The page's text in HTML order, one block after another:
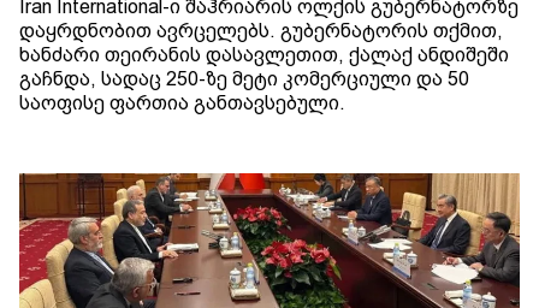
Iran International-ი შაჰრიარის ოლქის გუბერნატორზე
დაყრდნობით ავრცელებს. გუბერნატორის თქმით,
ხანძარი თეირანის დასავლეთით, ქალაქ ანდიშეში
გაჩნდა, სადაც 250-ზე მეტი კომერციული და 50
საოფისე ფართია განთავსებული.